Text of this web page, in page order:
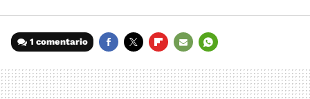
1 comentario
MAIL